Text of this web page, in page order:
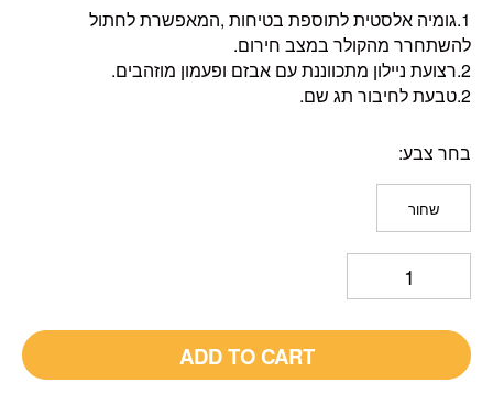
1.גומיה אלסטית לתוספת בטיחות ,המאפשרת לחתול
להשתחרר מהקולר במצב חירום.
2.רצועת ניילון מתכווננת עם אבזם ופעמון מוזהבים.
2.טבעת לחיבור תג שם.
בחר צבע
שחור
ADD TO CART